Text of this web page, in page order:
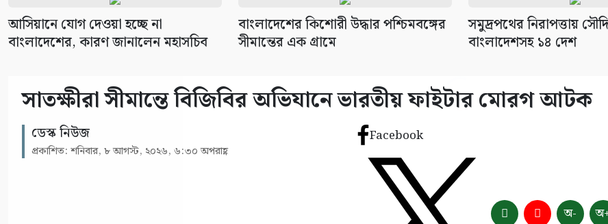
আসিয়ানে যোগ দেওয়া হচ্ছে না
বাংলাদেশের, কারণ জানালেন মহাসচিব
বাংলাদেশের কিশোরী উদ্ধার পশ্চিমবঙ্গের
সীমান্তের এক গ্রামে
সমুদ্রপথের নিরাপত্তায়
বাংলাদেশসহ ১৪ দেশ
সাতক্ষীরা সীমান্তে বিজিবির অভিযানে ভারতীয় ফাইটার মোরগ আটক
ডেস্ক নিউজ
প্রকাশিত: শনিবার, ৮ আগস্ট, ২০২৬, ৬:৩০ অপরাহ্ণ
Facebook
অ-